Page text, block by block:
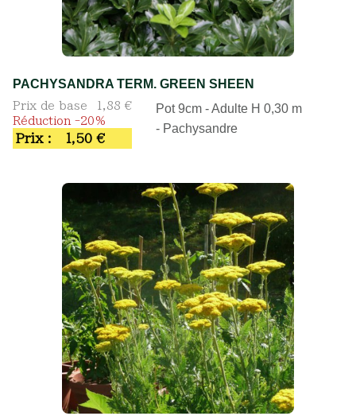
PACHYSANDRA TERM. GREEN SHEEN
Prix de base
1,88 €
Réduction -20%
Prix : 1,50 €
Pot 9cm - Adulte H 0,30 m
- Pachysandre